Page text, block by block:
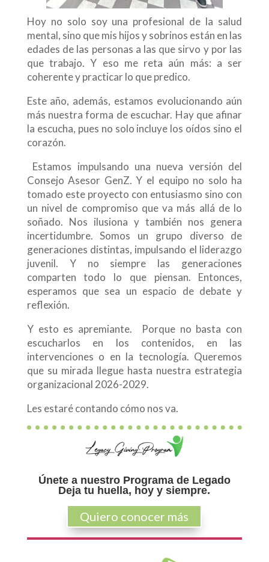
Hoy no solo soy una profesional de la salud
mental, sino que mis hijos y sobrinos están en las
edades de las personas a las que sirvo y por las
que trabajo. Y eso me reta aún más: a ser
coherente y practicar lo que predico.
Este año, además, estamos evolucionando aún
más nuestra forma de escuchar. Hay que afinar
la escucha, pues no solo incluye los oídos sino el
corazón.
Estamos impulsando una nueva versión del
Consejo Asesor GenZ. Y el equipo no solo ha
tomado este proyecto con entusiasmo sino con
un nivel de compromiso que va más allá de lo
soñado. Nos ilusiona y también nos genera
incertidumbre. Somos un grupo diverso de
generaciones distintas, impulsando el liderazgo
juvenil. Y no siempre las generaciones
comparten todo lo que piensan. Entonces,
esperamos que sea un espacio de debate y
reflexión.
Y esto es apremiante. Porque no basta con
escucharlos en los contenidos, en las
intervenciones o en la tecnología. Queremos
que su mirada llegue hasta nuestra estrategia
organizacional 2026-2029.
Les estaré contando cómo nos va.
Únete a nuestro Programa de Legado
Deja tu huella, hoy y siempre.
Quiero conocer más